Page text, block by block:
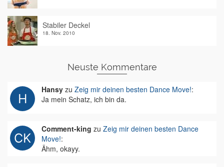
Stabiler Deckel
18. Nov. 2010
Neuste Kommentare
Hansy zu Zeig mir deinen besten Dance Move!:
Ja mein Schatz, ich bin da.
Comment-king zu Zeig mir deinen besten Dance
Move!:
Ähm, okayy.